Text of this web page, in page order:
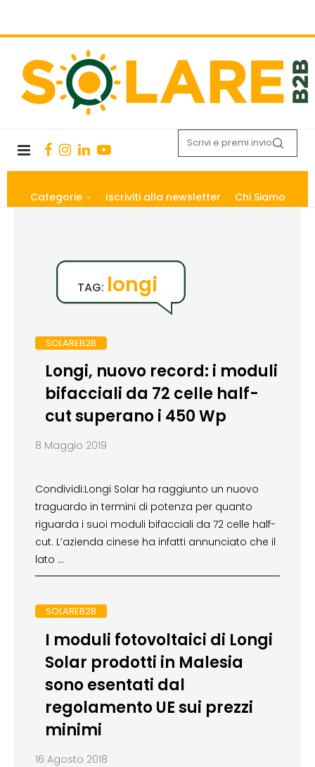
Categorie Iscriviti alla newsletter Chi Siamo
TAG: longi
SOLAREB2B
Longi, nuovo record: i moduli
bifacciali da 72 celle half-
cut superano i 450 Wp
8 Maggio 2019
Condividi:Longi Solar ha raggiunto un nuovo
traguardo in termini di potenza per quanto
riguarda i suoi moduli bifacciali da 72 celle half-
cut. L’azienda cinese ha infatti annunciato che il
lato …
SOLAREB2B
I moduli fotovoltaici di Longi
Solar prodotti in Malesia
sono esentati dal
regolamento UE sui prezzi
minimi
16 Agosto 2018